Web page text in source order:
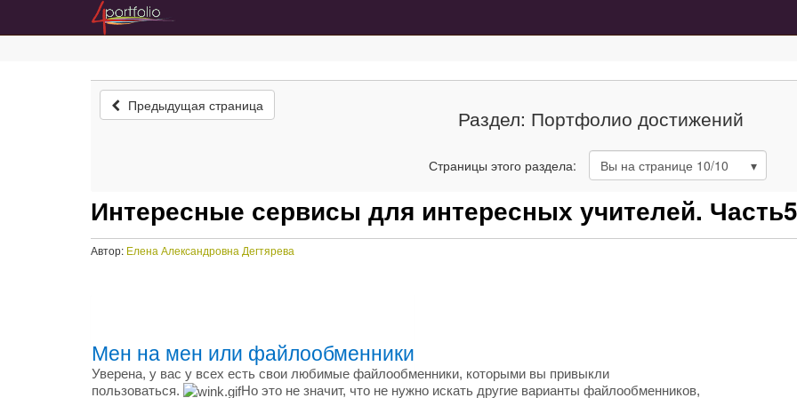
Предыдущая страница Раздел: Портфолио достижений
Страницы этого раздела: Вы на странице 10/10
Интересные сервисы для интересных учителей. Часть5
Автор: Елена Александровна Дегтярева
Мен на мен или файлообменники
Уверена, у вас у всех есть свои любимые файлообменники, которыми вы привыкли
пользоваться.
Но это не значит, что не нужно искать другие варианты файлообменников,